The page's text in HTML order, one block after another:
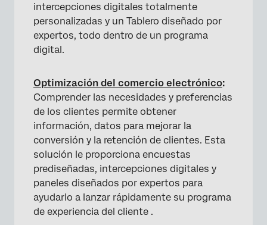
intercepciones digitales totalmente
personalizadas y un Tablero diseñado por
expertos, todo dentro de un programa
digital.
Optimización del comercio electrónico:
Comprender las necesidades y preferencias
de los clientes permite obtener
información, datos para mejorar la
conversión y la retención de clientes. Esta
solución le proporciona encuestas
prediseñadas, intercepciones digitales y
paneles diseñados por expertos para
ayudarlo a lanzar rápidamente su programa
de experiencia del cliente .